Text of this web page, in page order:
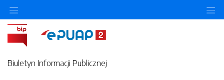
Biuletyn Informacji Publicznej